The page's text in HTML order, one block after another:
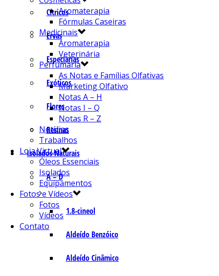
Cítricos
Ervas
Especiarias
Exóticos
Flores
Resinas
Isolados Naturais
A – D
1.8-cineol
Aldeído Benzóico
Aldeído Cinâmico
Aromaterapia
Fórmulas Caseiras
Medicinais
Aromaterapia
Veterinária
Perfumaria
As Notas e Famílias Olfativas
Marketing Olfativo
Notas A – H
Notas I – Q
Notas R – Z
Notícias
Trabalhos
Loja Virtual
Óleos Essenciais
Isolados
Equipamentos
Fotos e Vídeos
Fotos
Vídeos
Contato